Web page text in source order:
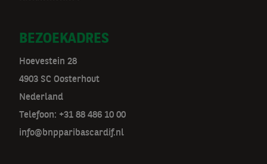
BEZOEKADRES
Hoevestein 28
4903 SC Oosterhout
Nederland
Telefoon: +31 88 486 10 00
info@bnpparibascardif.nl